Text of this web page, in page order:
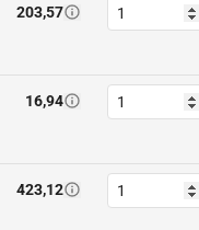
203,57
16,94
423,12